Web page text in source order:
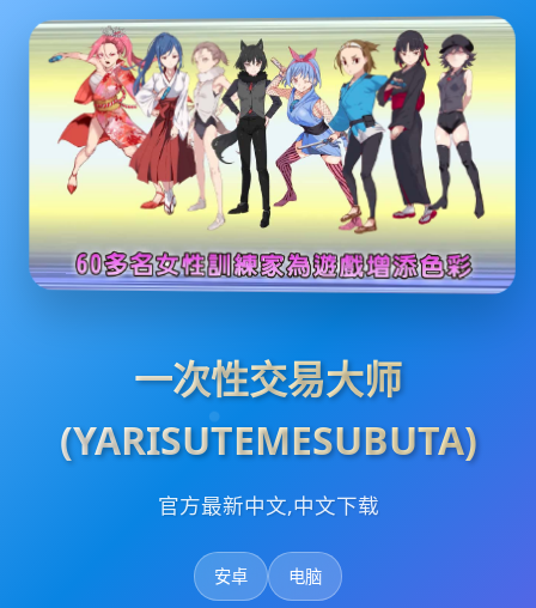
一次性交易大师
(YARISUTEMESUBUTA)
官方最新中文,中文下载
安卓 电脑